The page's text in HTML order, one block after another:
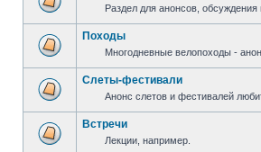
Раздел для анонсов,
Походы
Многодневные велопоходы -
Слеты-фестивали
Анонс слетов и фестивалей
Встречи
Лекции, например.